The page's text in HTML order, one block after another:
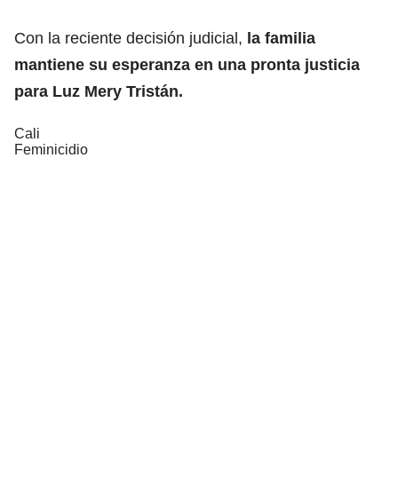
Con la reciente decisión judicial, la familia
mantiene su esperanza en una pronta justicia
para Luz Mery Tristán.
Cali
Feminicidio